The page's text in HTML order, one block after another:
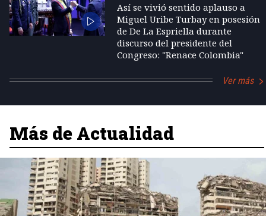
Así se vivió sentido aplauso a
Miguel Uribe Turbay en posesión
de De La Espriella durante
discurso del presidente del
Congreso: "Renace Colombia"
Ver más
Más de Actualidad